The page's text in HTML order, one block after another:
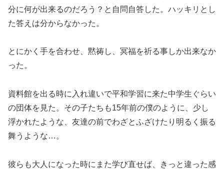
分に何が出来るのだろう？と自問自答した。ハッキリとし
た答えは分からなかった。
とにかく手を合わせ、黙祷し、冥福を祈る事しか出来なか
った。
資料館を出る時に入れ違いで平和学習に来た中学生ぐらい
の団体を見た。その子たちも15年前の僕のように、少し
浮かれたような、友達の前でわざとふざけたり明るく振る
舞うような…。
彼らも大人になった時にまた学び直せば、きっと違った感